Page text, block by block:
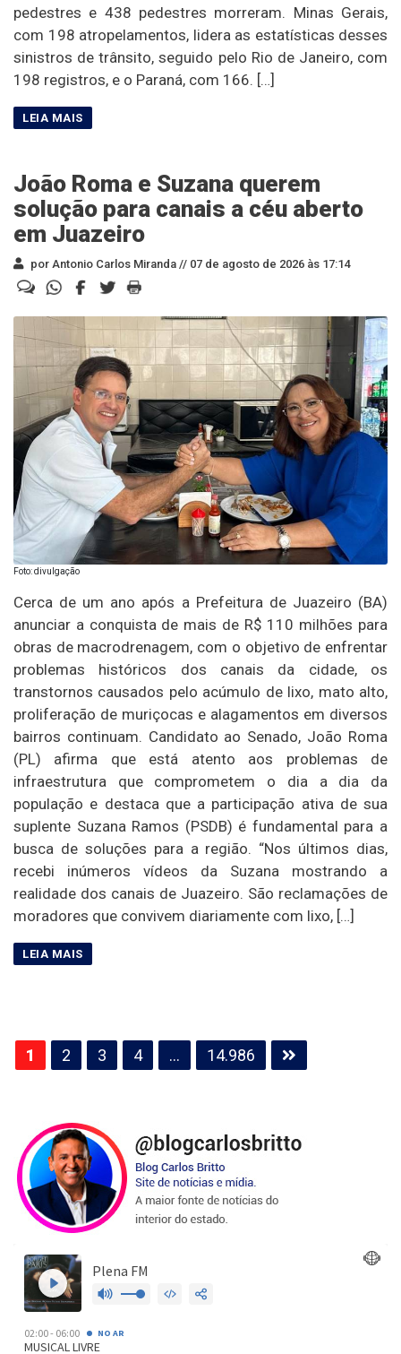
pedestres e 438 pedestres morreram. Minas Gerais,
com 198 atropelamentos, lidera as estatísticas desses
sinistros de trânsito, seguido pelo Rio de Janeiro, com
198 registros, e o Paraná, com 166. […]
João Roma e Suzana querem
solução para canais a céu aberto
em Juazeiro
por Antonio Carlos Miranda // 07 de agosto de 2026 às 17:14
Foto: divulgação
Cerca de um ano após a Prefeitura de Juazeiro (BA)
anunciar a conquista de mais de R$ 110 milhões para
obras de macrodrenagem, com o objetivo de enfrentar
problemas históricos dos canais da cidade, os
transtornos causados pelo acúmulo de lixo, mato alto,
proliferação de muriçocas e alagamentos em diversos
bairros continuam. Candidato ao Senado, João Roma
(PL) afirma que está atento aos problemas de
infraestrutura que comprometem o dia a dia da
população e destaca que a participação ativa de sua
suplente Suzana Ramos (PSDB) é fundamental para a
busca de soluções para a região. “Nos últimos dias,
recebi inúmeros vídeos da Suzana mostrando a
realidade dos canais de Juazeiro. São reclamações de
moradores que convivem diariamente com lixo, […]
Paginação
de
1 2 3 4 … 14.986